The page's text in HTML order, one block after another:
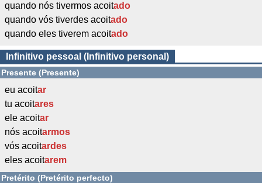
quando nós tivermos acoitado
quando vós tiverdes acoitado
quando eles tiverem acoitado
Infinitivo pessoal (Infinitivo personal)
Presente (Presente)
eu acoitar
tu acoitares
ele acoitar
nós acoitarmos
vós acoitardes
eles acoitarem
Pretérito (Pretérito perfecto)